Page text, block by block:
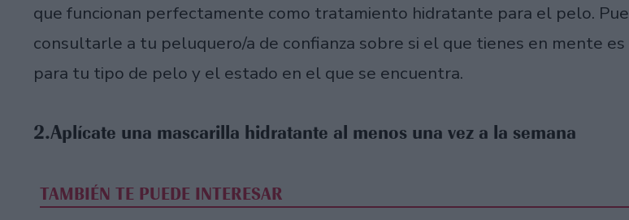
que funcionan perfectamente como tratamiento hidratante para el pelo.
consultarle a tu peluquero/a de confianza sobre si el que tienes en mente es
para tu tipo de pelo y el estado en el que se encuentra.
2.Aplícate una mascarilla hidratante al menos una vez a la semana
TAMBIÉN TE PUEDE INTERESAR